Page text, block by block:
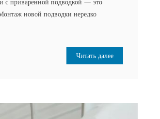
с приваренной подводкой — это
новой подводки нередко
Читать далее